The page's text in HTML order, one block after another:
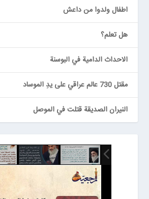
اطفال ولدوا من داعش
هل تعلم؟
الاحداث الدامية في البوسنة
مقتل 730 عالم عراقي على يدِ الموساد
النيران الصديقة قتلت في الموصل